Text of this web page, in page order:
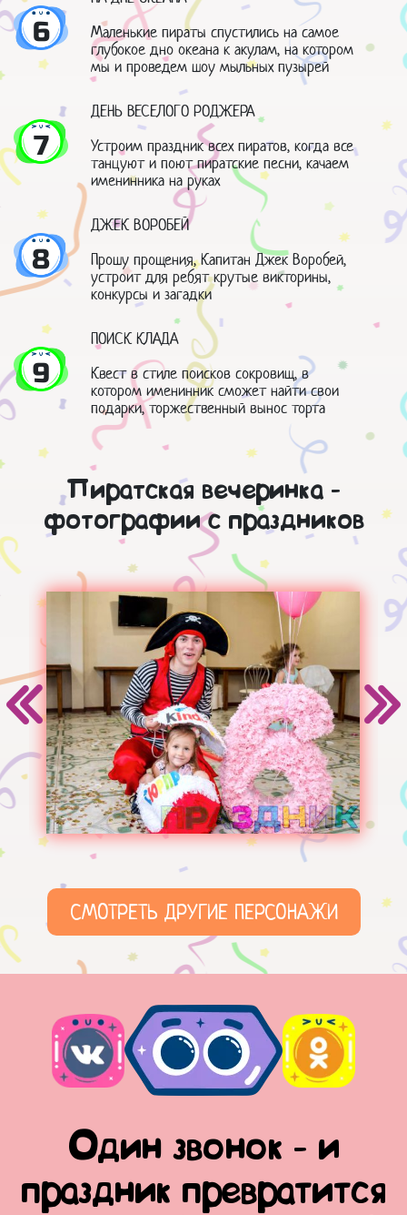
6
Маленькие пираты спустились на самое
глубокое дно океана к акулам, на котором
мы и проведем шоу мыльных пузырей
7
ДЕНЬ ВЕСЕЛОГО РОДЖЕРА
Устроим праздник всех пиратов, когда все
танцуют и поют пиратские песни, качаем
именинника на руках
8
ДЖЕК ВОРОБЕЙ
Прошу прощения, Капитан Джек Воробей,
устроит для ребят крутые викторины,
конкурсы и загадки
9
ПОИСК КЛАДА
Квест в стиле поисков сокровищ, в
котором именинник сможет найти свои
подарки, торжественный вынос торта
Пиратская вечеринка -
фотографии с праздников
СМОТРЕТЬ ДРУГИЕ ПЕРСОНАЖИ
Один звонок - и
праздник превратится